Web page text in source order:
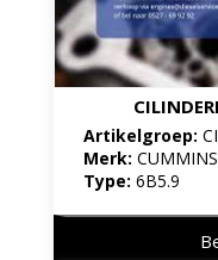
Artikelgroep:
Merk: CUMMINS
Type: 6B5.9